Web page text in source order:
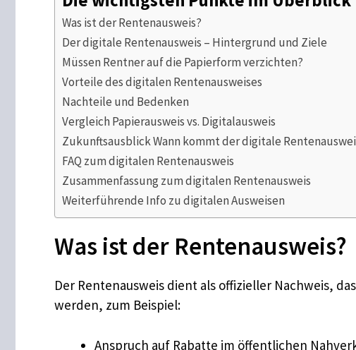
Was ist der Rentenausweis?
Der digitale Rentenausweis – Hintergrund und Ziele
Müssen Rentner auf die Papierform verzichten?
Vorteile des digitalen Rentenausweises
Nachteile und Bedenken
Vergleich Papierausweis vs. Digitalausweis
Zukunftsausblick Wann kommt der digitale
FAQ zum digitalen Rentenausweis
Zusammenfassung zum digitalen Rentenausweis
Weiterführende Info zu digitalen Ausweisen
Was ist der Rentenausweis?
Der Rentenausweis dient als offizieller Nachweis,
werden, zum Beispiel:
Anspruch auf Rabatte im öffentlichen